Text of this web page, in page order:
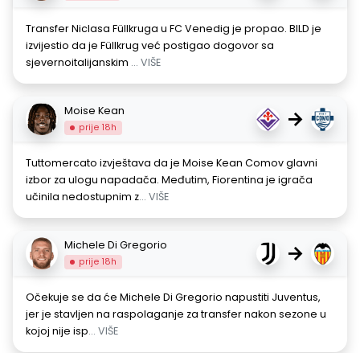
Transfer Niclasa Füllkruga u FC Venedig je propao. BILD je
izvijestio da je Füllkrug već postigao dogovor sa
sjevernoitalijanskim ... VIŠE
Moise Kean
prije 18h →
Tuttomercato izvještava da je Moise Kean Comov glavni
izbor za ulogu napadača. Međutim, Fiorentina je igrača
učinila nedostupnim z... VIŠE
Michele Di Gregorio
prije 18h →
Očekuje se da će Michele Di Gregorio napustiti Juventus,
jer je stavljen na raspolaganje za transfer nakon sezone u
kojoj nije isp... VIŠE